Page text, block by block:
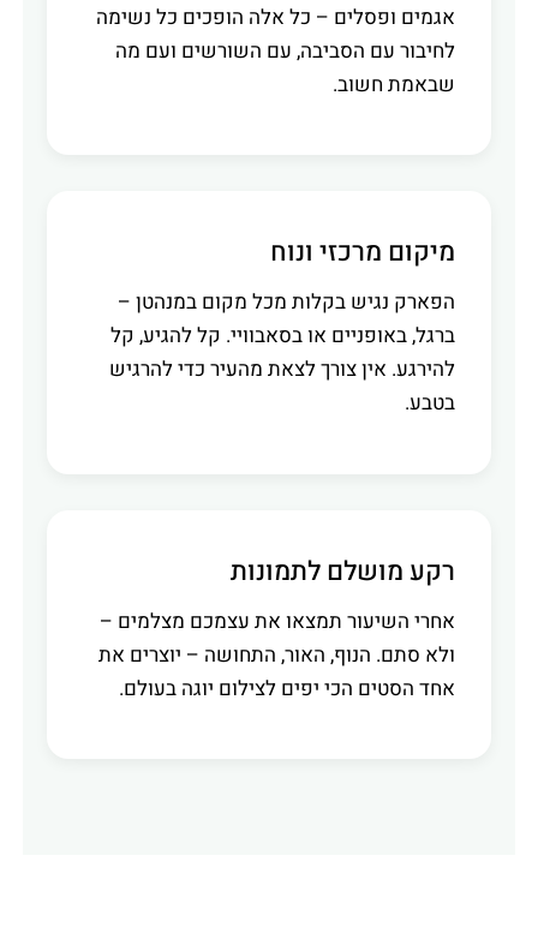
אגמים ופסלים – כל אלה הופכים כל נשימה
לחיבור עם הסביבה, עם השורשים ועם מה
שבאמת חשוב.
מיקום מרכזי ונוח
הפארק נגיש בקלות מכל מקום במנהטן –
ברגל, באופניים או בסאבוויי. קל להגיע, קל
להירגע. אין צורך לצאת מהעיר כדי להרגיש
בטבע.
רקע מושלם לתמונות
אחרי השיעור תמצאו את עצמכם מצלמים –
ולא סתם. הנוף, האור, התחושה – יוצרים את
אחד הסטים הכי יפים לצילום יוגה בעולם.